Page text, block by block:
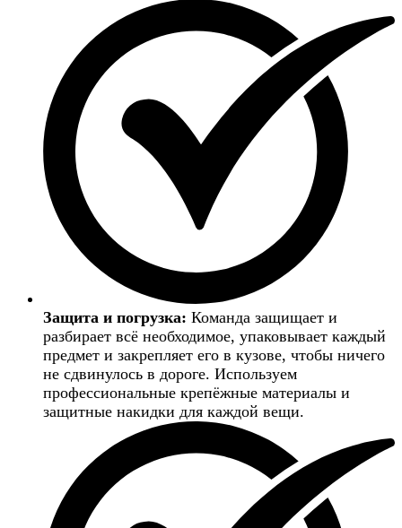
Защита и погрузка: Команда защищает и
разбирает всё необходимое, упаковывает каждый
предмет и закрепляет его в кузове, чтобы ничего
не сдвинулось в дороге. Используем
профессиональные крепёжные материалы и
защитные накидки для каждой вещи.